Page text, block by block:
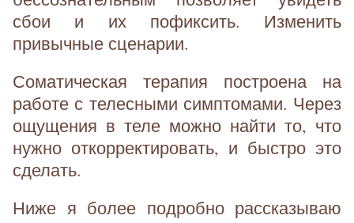
сбои и их пофиксить. Изменить
привычные сценарии.
Соматическая терапия построена на
работе с телесными симптомами. Через
ощущения в теле можно найти то, что
нужно откорректировать, и быстро это
сделать.
Ниже я более подробно рассказываю